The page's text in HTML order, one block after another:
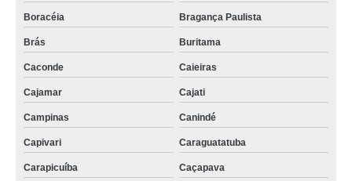
Boracéia Bragança Paulista
Brás Buritama
Caconde Caieiras
Cajamar Cajati
Campinas Canindé
Capivari Caraguatatuba
Carapicuíba Caçapava